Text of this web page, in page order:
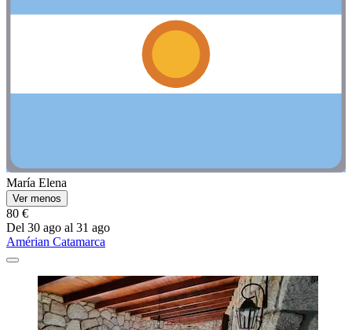
María Elena
Ver menos
80 €
Del 30 ago al 31 ago
Amérian Catamarca